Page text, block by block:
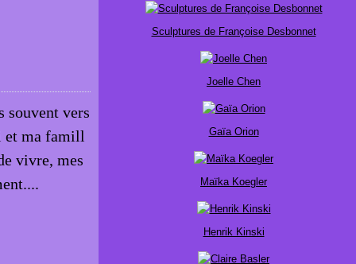
souvent vers
et ma famill
vivre, mes
Sculptures de Françoise Desbonnet
Joelle Chen
Gaïa Orion
Maïka Koegler
Henrik Kinski